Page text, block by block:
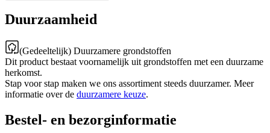
Duurzaamheid
(Gedeeltelijk) Duurzamere grondstoffen
Dit product bestaat voornamelijk uit grondstoffen met een duurzame
herkomst.
Stap voor stap maken we ons assortiment steeds duurzamer. Meer
informatie over de duurzamere keuze.
Bestel- en bezorginformatie